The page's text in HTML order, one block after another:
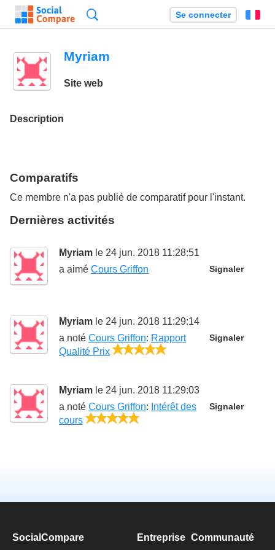
Se connecter
Myriam
Site web
Description
Comparatifs
Ce membre n'a pas publié de comparatif pour l'instant.
Dernières activités
Myriam le 24 jun. 2018 11:28:51
Signaler
a aimé Cours Griffon
Myriam le 24 jun. 2018 11:29:14
Signaler
a noté Cours Griffon: Rapport
Qualité Prix
Myriam le 24 jun. 2018 11:29:03
Signaler
a noté Cours Griffon: Intérêt des
cours
SocialCompare Entreprise Communauté